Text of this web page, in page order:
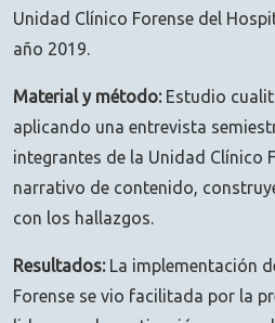
Unidad Clínico Forense del
año 2019.
Material y método:Estudio
aplicando una entrevista
integrantes de la Unidad Clínico
narrativo de contenido,
con los hallazgos.
Resultados:La implementación
Forense se vio facilitada por la